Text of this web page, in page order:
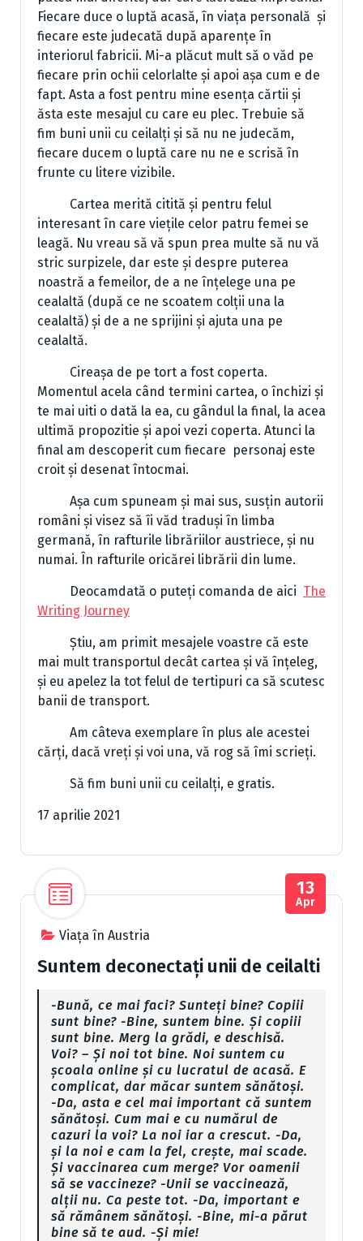
Fiecare duce o luptă acasă, în viața personală și
fiecare este judecată după aparențe în
interiorul fabricii. Mi-a plăcut mult să o văd pe
fiecare prin ochii celorlalte și apoi așa cum e de
fapt. Asta a fost pentru mine esența cărtii și
ăsta este mesajul cu care eu plec. Trebuie să
fim buni unii cu ceilalți și să nu ne judecăm,
fiecare ducem o luptă care nu ne e scrisă în
frunte cu litere vizibile.
Cartea merită citită și pentru felul
interesant în care viețile celor patru femei se
leagă. Nu vreau să vă spun prea multe să nu vă
stric surpizele, dar este și despre puterea
noastră a femeilor, de a ne înțelege una pe
cealaltă (după ce ne scoatem colții una la
cealaltă) și de a ne sprijini și ajuta una pe
cealaltă.
Cireașa de pe tort a fost coperta.
Momentul acela când termini cartea, o închizi și
te mai uiti o dată la ea, cu gândul la final, la acea
ultimă propozitie și apoi vezi coperta. Atunci la
final am descoperit cum fiecare personaj este
croit și desenat întocmai.
Așa cum spuneam și mai sus, susțin autorii
români și visez să îi văd traduși în limba
germană, în rafturile librăriilor austriece, și nu
numai. În rafturile oricărei librării din lume.
Deocamdată o puteți comanda de aici The
Writing Journey
Știu, am primit mesajele voastre că este
mai mult transportul decât cartea și vă înțeleg,
și eu apelez la tot felul de tertipuri ca să scutesc
banii de transport.
Am câteva exemplare în plus ale acestei
cărți, dacă vreți și voi una, vă rog să îmi scrieți.
Să fim buni unii cu ceilalți, e gratis.
17 aprilie 2021
Viața în Austria
13
Apr
Suntem deconectați unii de ceilalti
-Bună, ce mai faci? Sunteți bine? Copiii
sunt bine? -Bine, suntem bine. Și copiii
sunt bine. Merg la grădi, e deschisă.
Voi? – Și noi tot bine. Noi suntem cu
școala online și cu lucratul de acasă. E
complicat, dar măcar suntem sănătoși.
-Da, asta e cel mai important că suntem
sănătoși. Cum mai e cu numărul de
cazuri la voi? La noi iar a crescut. -Da,
și la noi e cam la fel, crește, mai scade.
Și vaccinarea cum merge? Vor oamenii
să se vaccineze? -Unii se vaccinează,
alții nu. Ca peste tot. -Da, important e
să rămânem sănătoși. -Bine, mi-a părut
bine să te aud. -Și mie!